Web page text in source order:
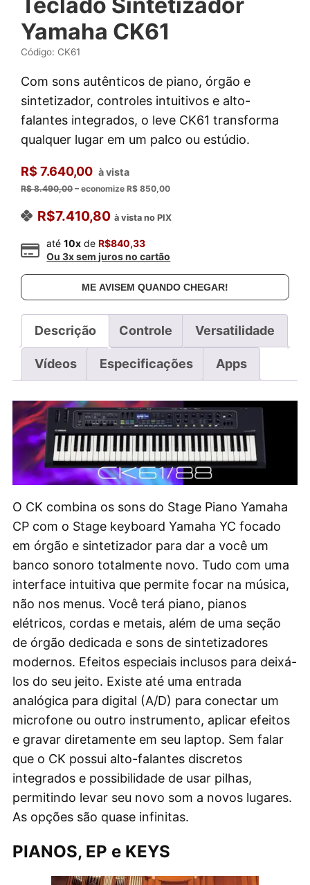
Yamaha CK61
Código: CK61
Com sons autênticos de piano, órgão e
sintetizador, controles intuitivos e alto-
falantes integrados, o leve CK61 transforma
qualquer lugar em um palco ou estúdio.
R$ 7.640,00 à vista
R$ 8.490,00– economize R$ 850,00
R$7.410,80 à vista no PIX
até10x deR$840,33
Ou 3x sem juros no cartão
ME AVISEM QUANDO CHEGAR!
Descrição Controle Versatilidade
Vídeos Especificações Apps
O CK combina os sons do Stage Piano Yamaha
CP com o Stage keyboard Yamaha YC focado
em órgão e sintetizador para dar a você um
banco sonoro totalmente novo. Tudo com uma
interface intuitiva que permite focar na música,
não nos menus. Você terá piano, pianos
elétricos, cordas e metais, além de uma seção
de órgão dedicada e sons de sintetizadores
modernos. Efeitos especiais inclusos para deixá-
los do seu jeito. Existe até uma entrada
analógica para digital (A/D) para conectar um
microfone ou outro instrumento, aplicar efeitos
e gravar diretamente em seu laptop. Sem falar
que o CK possui alto-falantes discretos
integrados e possibilidade de usar pilhas,
permitindo levar seu novo som a novos lugares.
As opções são quase infinitas.
PIANOS, EP e KEYS